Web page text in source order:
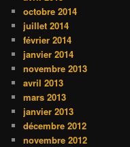
octobre 2014
juillet 2014
février 2014
janvier 2014
novembre 2013
avril 2013
mars 2013
janvier 2013
décembre 2012
novembre 2012